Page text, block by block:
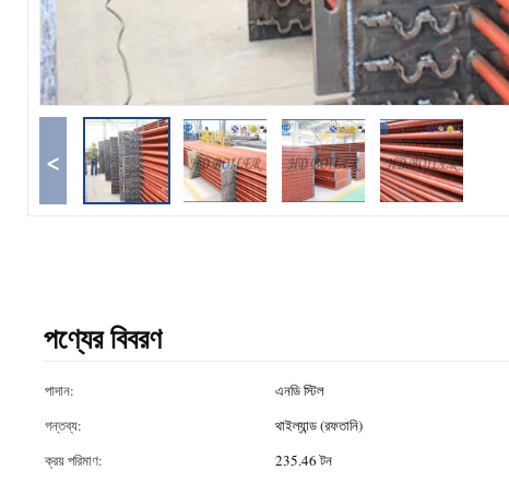
<
পণ্যের বিবরণ
পাদান: এনডি স্টিল
গন্তব্য:
থাইল্যান্ড (রফতানি)
ক্রয় পরিমাণ:
235.46 টন